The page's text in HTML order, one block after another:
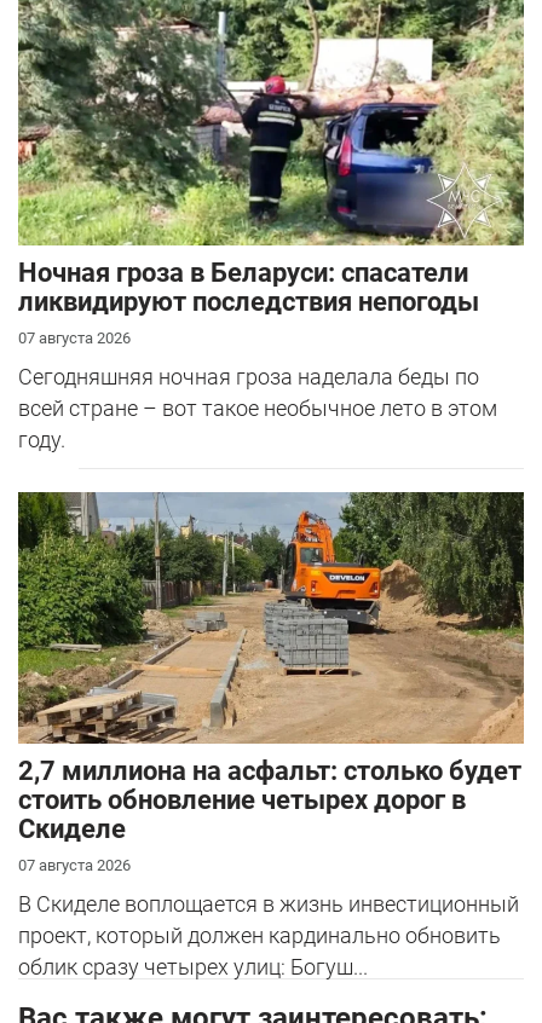
Ночная гроза в Беларуси: спасатели
ликвидируют последствия непогоды
07 августа 2026
Сегодняшняя ночная гроза наделала беды по
всей стране – вот такое необычное лето в этом
году.
2,7 миллиона на асфальт: столько будет
стоить обновление четырех дорог в
Скиделе
07 августа 2026
В Скиделе воплощается в жизнь инвестиционный
проект, который должен кардинально обновить
облик сразу четырех улиц: Богуш...